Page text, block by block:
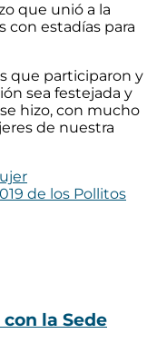
que unió a la
con estadías para
que participaron y
sea festejada y
hizo, con mucho
de nuestra
de los Pollitos
la Sede